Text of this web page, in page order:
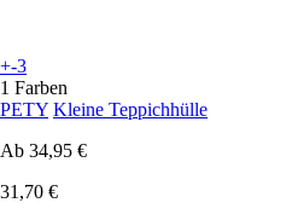
+-3
1 Farben
PETY Kleine Teppichhülle
Ab 34,95 €
31,70 €